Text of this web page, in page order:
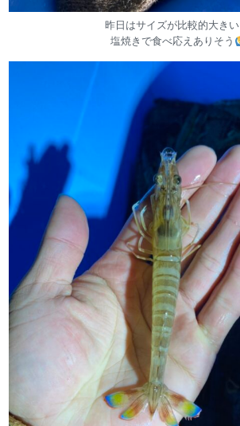
昨日はサイズが比較的大きい
塩焼きで食べ応えありそう